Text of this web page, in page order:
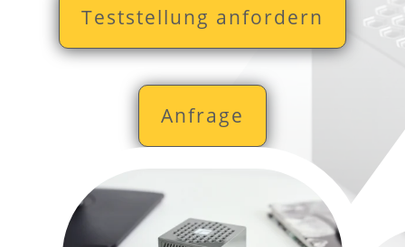
Teststellung anfordern
Anfrage